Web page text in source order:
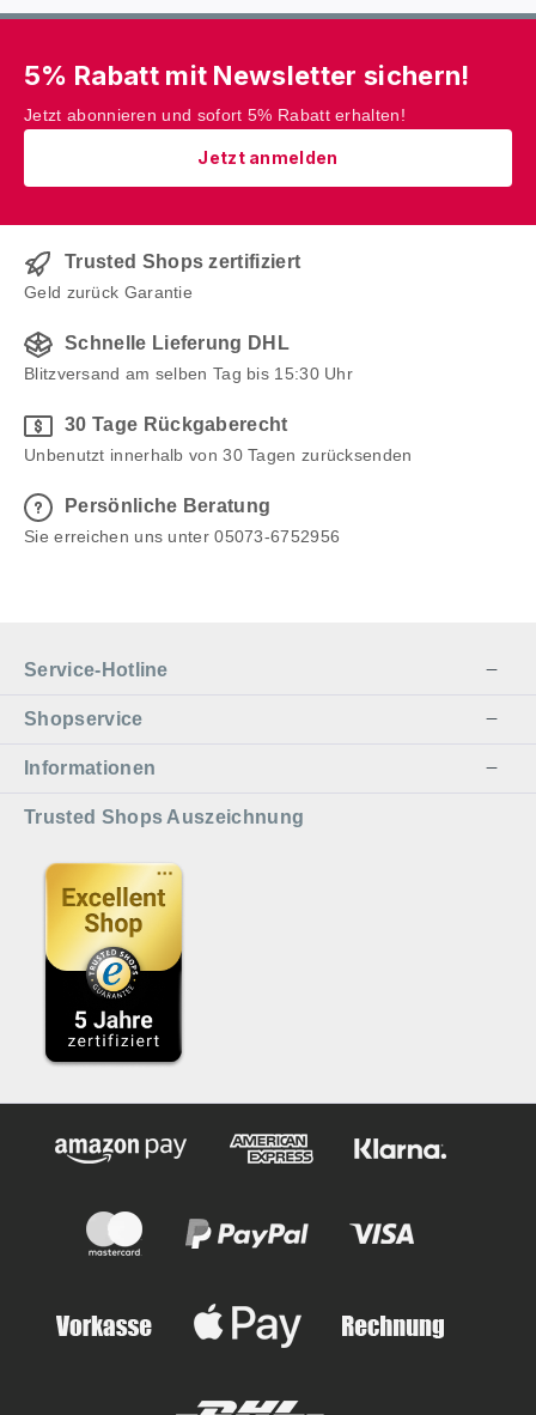
5% Rabatt mit Newsletter sichern!
Jetzt abonnieren und sofort 5% Rabatt erhalten!
Jetzt anmelden
Trusted Shops zertifiziert
Geld zurück Garantie
Schnelle Lieferung DHL
Blitzversand am selben Tag bis 15:30 Uhr
30 Tage Rückgaberecht
Unbenutzt innerhalb von 30 Tagen zurücksenden
Persönliche Beratung
Sie erreichen uns unter 05073-6752956
Service-Hotline
Shopservice
Informationen
Trusted Shops Auszeichnung